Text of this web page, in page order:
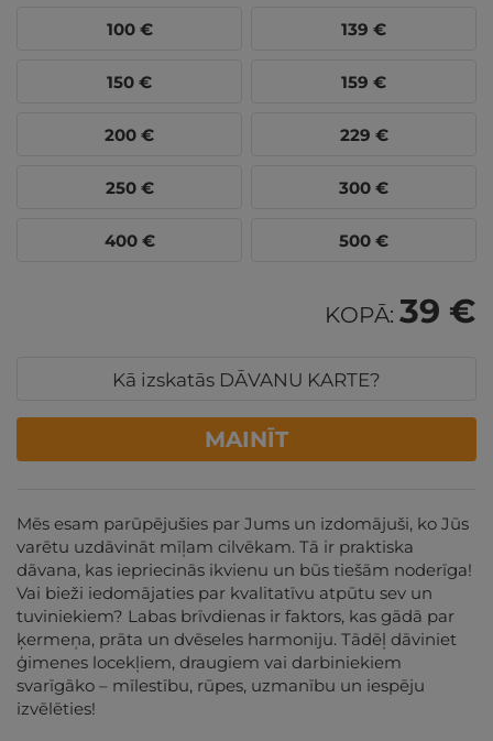
100 € 139 €
150 € 159 €
200 € 229 €
250 € 300 €
400 € 500 €
KOPĀ: 39 €
Kā izskatās DĀVANU KARTE?
MAINĪT
Mēs esam parūpējušies par Jums un izdomājuši, ko Jūs
varētu uzdāvināt mīļam cilvēkam. Tā ir praktiska
dāvana, kas iepriecinās ikvienu un būs tiešām noderīga!
Vai bieži iedomājaties par kvalitatīvu atpūtu sev un
tuviniekiem? Labas brīvdienas ir faktors, kas gādā par
ķermeņa, prāta un dvēseles harmoniju. Tādēļ dāviniet
ģimenes locekļiem, draugiem vai darbiniekiem
svarīgāko – mīlestību, rūpes, uzmanību un iespēju
izvēlēties!